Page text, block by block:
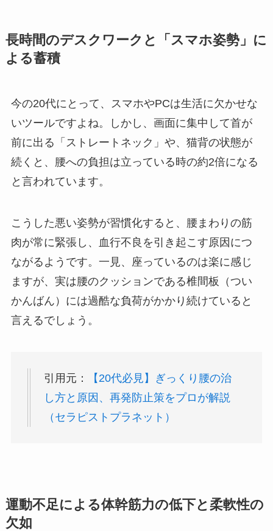
長時間のデスクワークと「スマホ姿勢」に
よる蓄積
今の20代にとって、スマホやPCは生活に欠かせな
いツールですよね。しかし、画面に集中して首が
前に出る「ストレートネック」や、猫背の状態が
続くと、腰への負担は立っている時の約2倍になる
と言われています。
こうした悪い姿勢が習慣化すると、腰まわりの筋
肉が常に緊張し、血行不良を引き起こす原因につ
ながるようです。一見、座っているのは楽に感じ
ますが、実は腰のクッションである椎間板（つい
かんばん）には過酷な負荷がかかり続けていると
言えるでしょう。
引用元：
【20代必見】ぎっくり腰の治
し方と原因、再発防止策をプロが解説
（セラピストプラネット）
運動不足による体幹筋力の低下と柔軟性の
欠如